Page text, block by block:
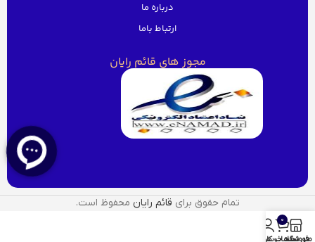
درباره ما
ارتباط باما
مجوز های قائم رایان
تمام حقوق برای قائم رایان محفوظ است.
منوفروشگاه
0
سبد خرید
حساب کاربری من